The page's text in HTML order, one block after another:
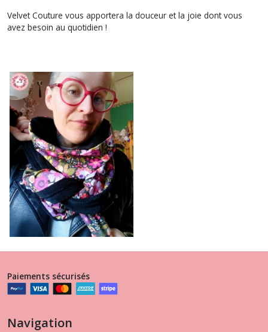
Velvet Couture vous apportera la douceur et la joie dont vous
avez besoin au quotidien !
Paiements sécurisés
Navigation